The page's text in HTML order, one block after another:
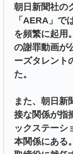
朝日新聞社の
「AERA」で
を頻繁に起用
の謝罪動画が
ーズタレント
た。
また、朝日新
接な関係が指
ックステーシ
本関係にある